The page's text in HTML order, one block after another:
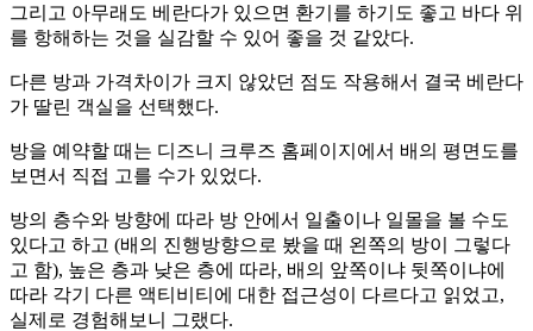
그리고 아무래도 베란다가 있으면 환기를 하기도 좋고 바다 위
를 항해하는 것을 실감할 수 있어 좋을 것 같았다.
다른 방과 가격차이가 크지 않았던 점도 작용해서 결국 베란다
가 딸린 객실을 선택했다.
방을 예약할 때는 디즈니 크루즈 홈페이지에서 배의 평면도를
보면서 직접 고를 수가 있었다.
방의 층수와 방향에 따라 방 안에서 일출이나 일몰을 볼 수도
있다고 하고 (배의 진행방향으로 봤을 때 왼쪽의 방이 그렇다
고 함), 높은 층과 낮은 층에 따라, 배의 앞쪽이냐 뒷쪽이냐에
따라 각기 다른 액티비티에 대한 접근성이 다르다고 읽었고,
실제로 경험해보니 그랬다.